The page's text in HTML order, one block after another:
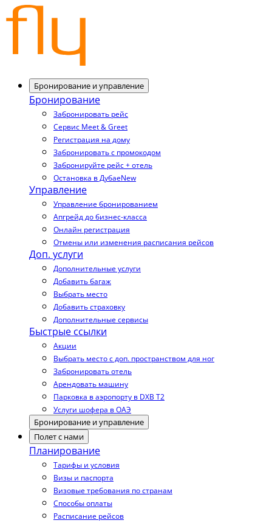
Бронирование и управление
Бронирование
Забронировать рейс
Сервис Meet & Greet
Регистрация на дому
Забронировать с промокодом
Забронируйте рейс + отель
Остановка в ДубаеNew
Управление
Управление бронированием
Апгрейд до бизнес-класса
Онлайн регистрация
Отмены или изменения расписания рейсов
Доп. услуги
Дополнительные услуги
Добавить багаж
Выбрать место
Добавить страховку
Дополнительные сервисы
Быстрые ссылки
Акции
Выбрать место с доп. пространством для ног
Забронировать отель
Арендовать машину
Парковка в аэропорту в DXB T2
Услуги шофера в ОАЭ
Бронирование и управление
Полет с нами
Планирование
Тарифы и условия
Визы и паспорта
Визовые требования по странам
Способы оплаты
Расписание рейсов